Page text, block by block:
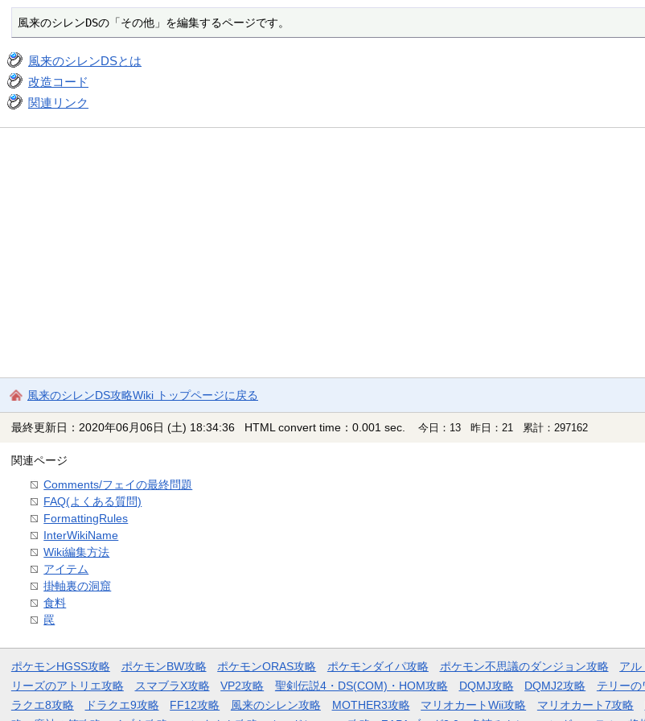
風来のシレンDSの「その他」を編集するページです。
風来のシレンDSとは
改造コード
関連リンク
風来のシレンDS攻略Wiki トップページに戻る
最終更新日：2020年06月06日 (土) 18:34:36 HTML convert time：0.001 sec. 今日：13 昨日：21 累計：297162
関連ページ
Comments/フェイの最終問題
FAQ(よくある質問)
FormattingRules
InterWikiName
Wiki編集方法
アイテム
掛軸裏の洞窟
食料
罠
ポケモンHGSS攻略 ポケモンBW攻略 ポケモンORAS攻略 ポケモンダイパ攻略 ポケモン不思議のダンジョン攻略 アル
リーズのアトリエ攻略
スマブラX攻略 VP2攻略 聖剣伝説4・DS(COM)・HOM攻略 DQMJ攻略 DQMJ2攻略 テリー
ラクエ8攻略
ドラクエ9攻略 FF12攻略 風来のシレン攻略 MOTHER3攻略 マリオカートWii攻略 マリオカート7攻略